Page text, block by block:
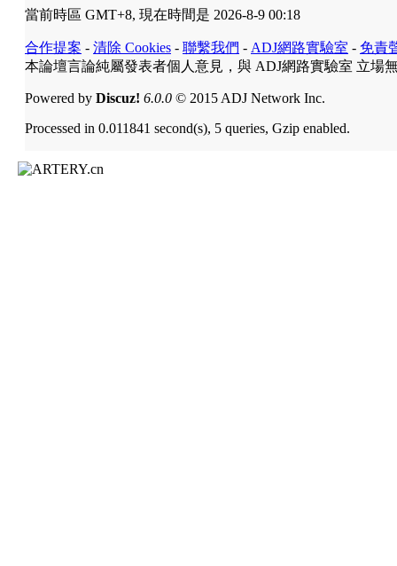
當前時區 GMT+8, 現在時間是 2026-8-9 00:18
合作提案 - 清除 Cookies - 聯繫我們 - ADJ網路實驗室 - 免責
本論壇言論純屬發表者個人意見，與 ADJ網路實驗室 立場
Powered by Discuz! 6.0.0 © 2015 ADJ Network Inc.
Processed in 0.011841 second(s), 5 queries, Gzip enabled.